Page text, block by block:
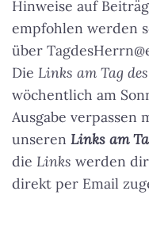
Hinweise auf
empfohlen werden
über
Die Links am Tag
wöchentlich am
Ausgabe verpassen
unseren Links am
die Links werden
direkt per Email